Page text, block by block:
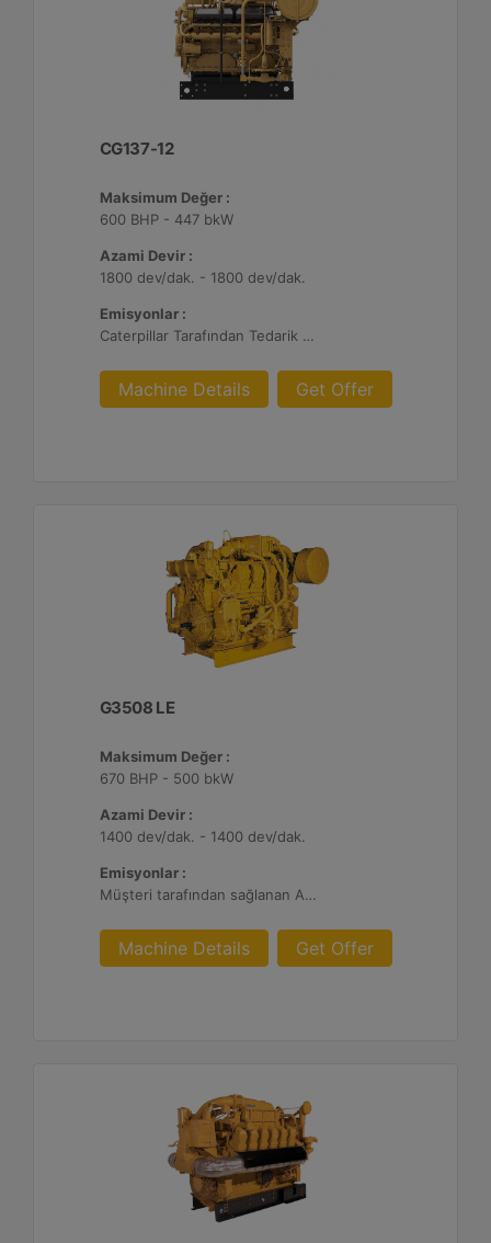
CG137-12
Maksimum Değer :
600 BHP - 447 bkW
Azami Devir :
1800 dev/dak. - 1800 dev/dak.
Emisyonlar :
Caterpillar Tarafından Tedarik Edilen AFRC ve Müşteri Tarafından Sağlanan Atık Arıtma ile NSPS Saha Uyumluluğuna Sahiptir, %0,5 O2 Ayar Noktası
Machine Details Get Offer
G3508 LE
Maksimum Değer :
670 BHP - 500 bkW
Azami Devir :
1400 dev/dak. - 1400 dev/dak.
Emisyonlar :
Müşteri tarafından sağlanan Atık Arıtma ile 2 g/bhp-sa. NOx
Machine Details Get Offer